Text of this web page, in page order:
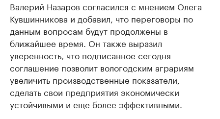
Валерий Назаров согласился с мнением Олега
Кувшинникова и добавил, что переговоры по
данным вопросам будут продолжены в
ближайшее время. Он также выразил
уверенность, что подписанное сегодня
соглашение позволит вологодским аграриям
увеличить производственные показатели,
сделать свои предприятия экономически
устойчивыми и еще более эффективными.